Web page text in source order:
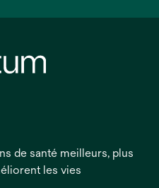
de santé meilleurs, plus
les vies